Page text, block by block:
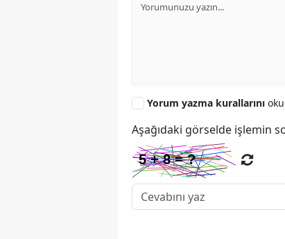
Yorum yazma kurallarını
Aşağıdaki görselde işlemin